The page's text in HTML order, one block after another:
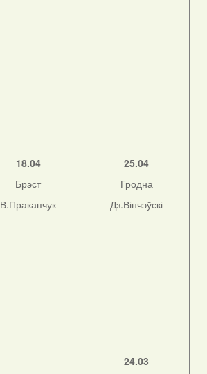
18.04
Брэст
В.Пракапчук
25.04
Гродна
Дз.Вінчэўскі
24.03